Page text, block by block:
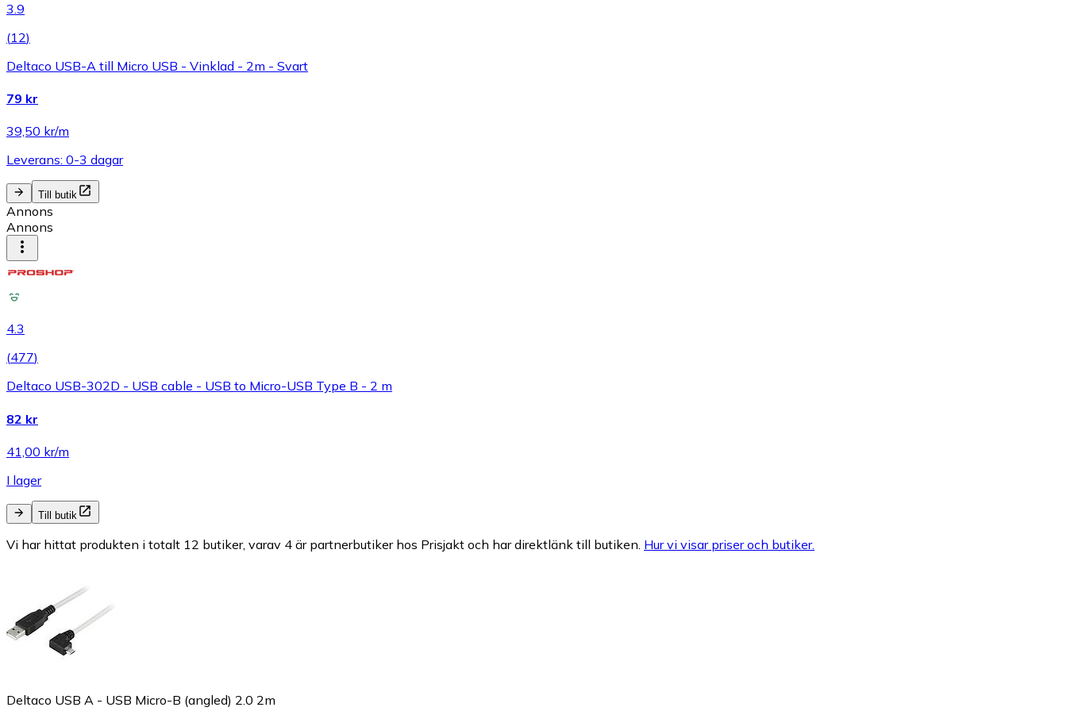
3.9
(12)
Deltaco USB-A till Micro USB - Vinklad - 2m - Svart
79 kr
39,50 kr/m
Leverans: 0-3 dagar
Till butik
Annons
Annons
4.3
(477)
Deltaco USB-302D - USB cable - USB to Micro-USB Type B - 2 m
82 kr
41,00 kr/m
I lager
Till butik
Vi har hittat produkten i totalt 12 butiker, varav 4 är partnerbutiker hos Prisjakt och har direktlänk till butiken. Hur vi visar priser och butiker.
Deltaco USB A - USB Micro-B (angled) 2.0 2m